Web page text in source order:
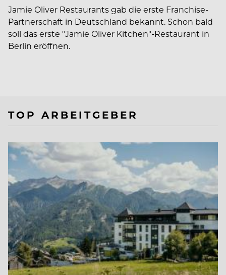
Jamie Oliver Restaurants gab die erste Franchise-
Partnerschaft in Deutschland bekannt. Schon bald
soll das erste "Jamie Oliver Kitchen"-Restaurant in
Berlin eröffnen.
TOP ARBEITGEBER